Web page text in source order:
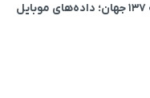
اینترنت ثابت ایران در رتبه ۱۳۷ جهان؛ داده‌های موبایل